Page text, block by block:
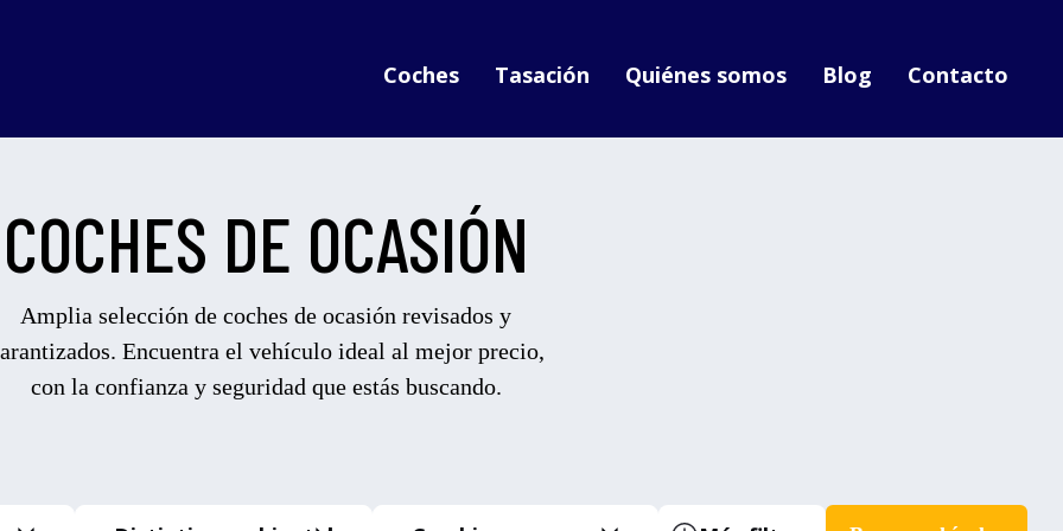
Coches Tasación Quiénes somos Blog Contacto
COCHES DE OCASIÓN
Amplia selección de coches de ocasión revisados y
Encuentra el vehículo ideal al mejor precio,
con la confianza y seguridad que estás buscando.